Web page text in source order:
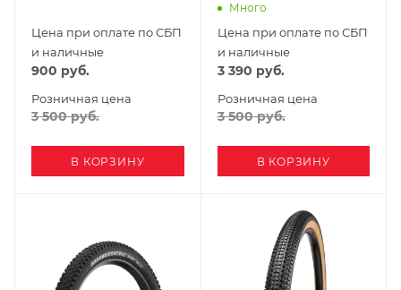
Цена при оплате по СБП
и наличные
900 руб.
Розничная цена
3 500руб.
В КОРЗИНУ
Много
Цена при оплате по СБП
и наличные
3 390 руб.
Розничная цена
3 500руб.
В КОРЗИНУ